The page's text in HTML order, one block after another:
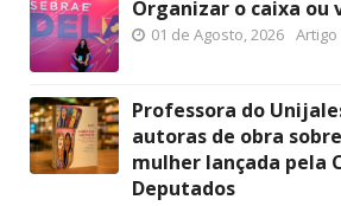
Organizar o caixa ou
01 de Agosto, 2026 Artigo
Professora do
autoras de obra
mulher lançada pela
Deputados